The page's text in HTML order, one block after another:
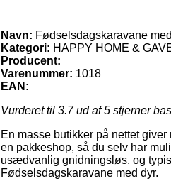
Navn: Fødselsdagskaravane
Kategori: HAPPY HOME &
Producent:
Varenummer: 1018
EAN:
Vurderet til 3.7ud af 5 stjerner
En masse butikker på nettet
en pakkeshop, så du selv har
usædvanlig gnidningsløs, og
Fødselsdagskaravane med dyr.